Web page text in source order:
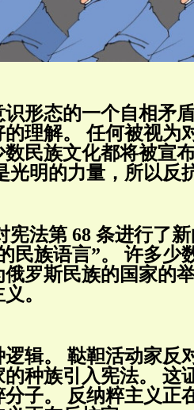
形态的一个自相矛
理解。
任何被视为
民族文化都将被宣
光明的力量，所以反
宪法第 68 条进行了
民族语言”。
许多少
罗斯民族的国家的
。
辑。
鞑靼活动家反
种族引入宪法。
这
子。
反纳粹主义正